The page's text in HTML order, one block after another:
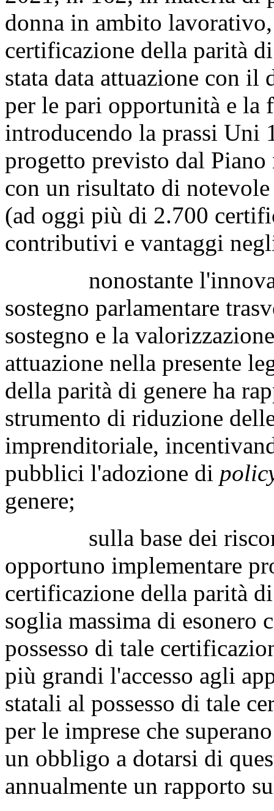
donna in ambito
certificazione della parità
stata data attuazione con
per le pari opportunità e la
introducendo la prassi Uni
progetto previsto dal
con un risultato di
(ad oggi più di 2.700
contributivi e vantaggi
nonostante
sostegno parlamentare
sostegno e la
attuazione nella presente
della parità di genere ha
strumento di riduzione
imprenditoriale,
pubblici l'adozione di
genere;
sulla base dei
opportuno implementare
certificazione della parità
soglia massima di esonero
possesso di tale
più grandi l'accesso agli
statali al possesso di tale
per le imprese che
un obbligo a dotarsi di
annualmente un rapporto